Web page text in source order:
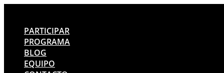
PARTICIPAR
PROGRAMA
BLOG
EQUIPO